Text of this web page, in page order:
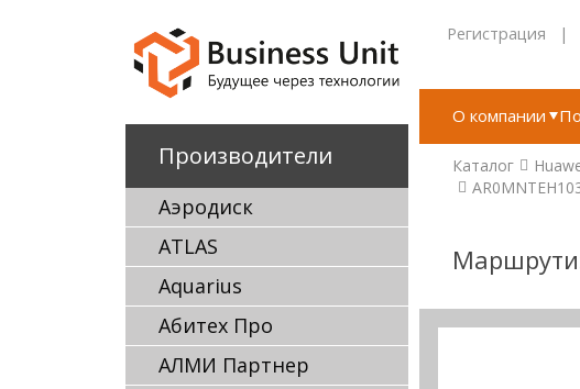
Производители
Аэродиск
ATLAS
Aquarius
Абитех Про
АЛМИ Партнер
Регистрация |
О компании
Каталог